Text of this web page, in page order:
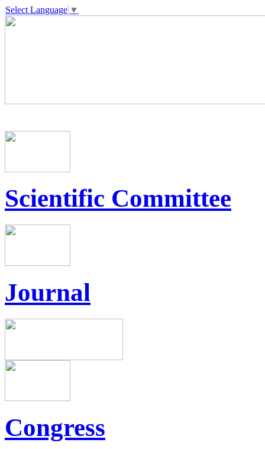
Select Language ▼
Scientific Committee
Journal
Congress